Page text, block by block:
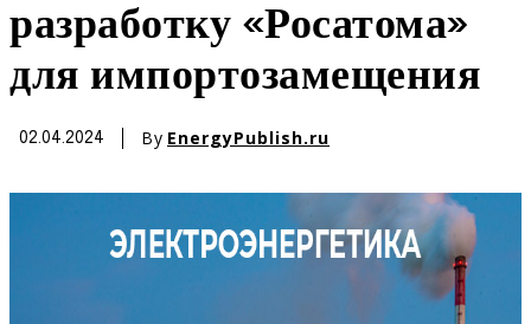
разработку «Росатома»
для импортозамещения
02.04.2024 By EnergyPublish.ru